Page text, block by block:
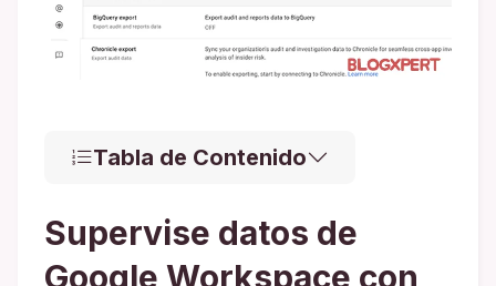
Tabla de Contenido
Supervise datos de
Google Workspace con